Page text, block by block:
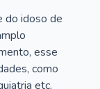
do idoso de
esse
como
etc.